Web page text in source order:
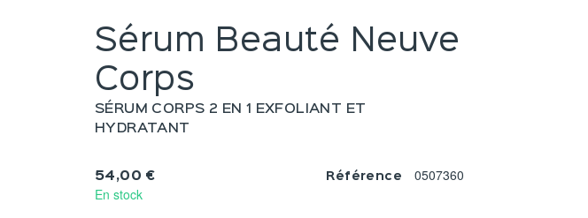
Sérum Beauté Neuve
Corps
SÉRUM CORPS 2 EN 1 EXFOLIANT ET
HYDRATANT
54,00 €
En stock
Référence 0507360